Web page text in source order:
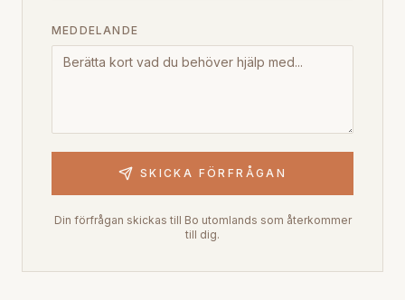
MEDDELANDE
SKICKA FÖRFRÅGAN
Din förfrågan skickas till Bo utomlands som återkommer
till dig.